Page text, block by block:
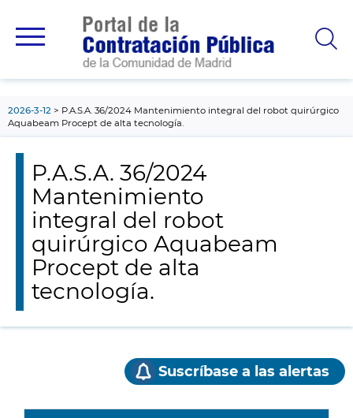
principal
2026-3-12
P.A.S.A. 36/2024 Mantenimiento integral del robot quirúrgico
Aquabeam Procept de alta tecnología.
P.A.S.A. 36/2024
Mantenimiento
integral del robot
quirúrgico Aquabeam
Procept de alta
tecnología.
Suscríbase a las alertas